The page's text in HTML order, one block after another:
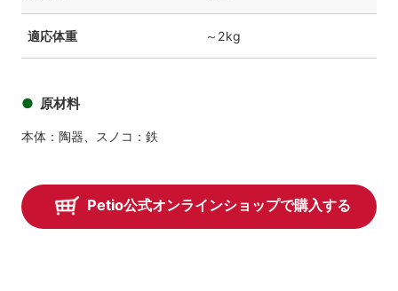
適応体重 ～2kg
原材料
本体：陶器、スノコ：鉄
Petio公式オンラインショップで購入する